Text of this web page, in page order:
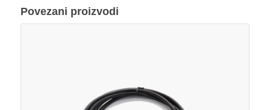
Povezani proizvodi